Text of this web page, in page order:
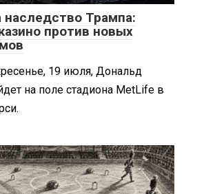
наследство Трампа:
против новых
19 июля, Дональд
на поле стадиона MetLife в